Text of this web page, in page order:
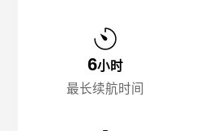
6小时
最长续航时间